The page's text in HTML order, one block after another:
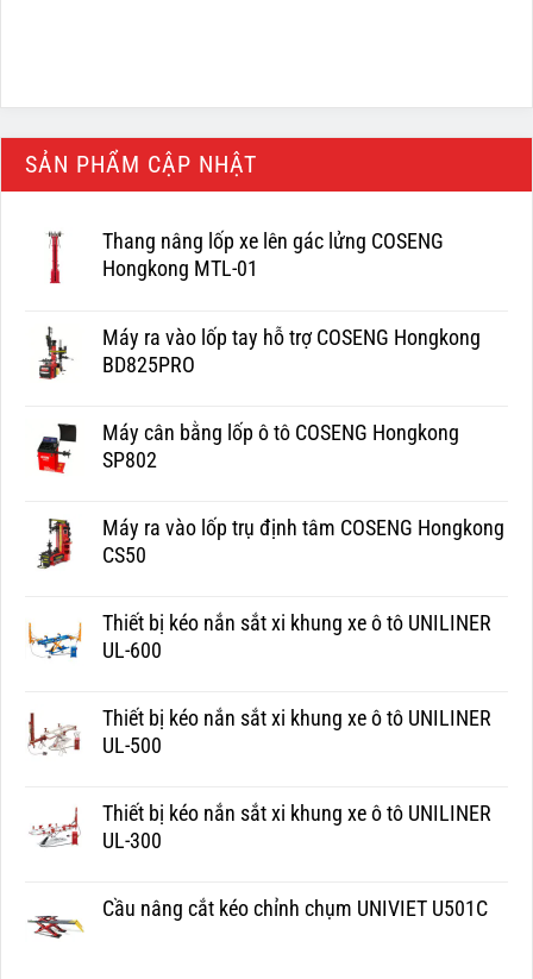
SẢN PHẨM CẬP NHẬT
Thang nâng lốp xe lên gác lửng COSENG
Hongkong MTL-01
Máy ra vào lốp tay hỗ trợ COSENG Hongkong
BD825PRO
Máy cân bằng lốp ô tô COSENG Hongkong
SP802
Máy ra vào lốp trụ định tâm COSENG Hongkong
CS50
Thiết bị kéo nắn sắt xi khung xe ô tô UNILINER
UL-600
Thiết bị kéo nắn sắt xi khung xe ô tô UNILINER
UL-500
Thiết bị kéo nắn sắt xi khung xe ô tô UNILINER
UL-300
Cầu nâng cắt kéo chỉnh chụm UNIVIET U501C